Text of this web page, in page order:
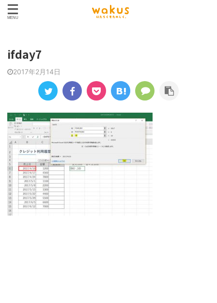
ifday7
2017年2月14日